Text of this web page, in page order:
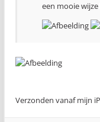
een mooie
Verzonden vanaf mijn